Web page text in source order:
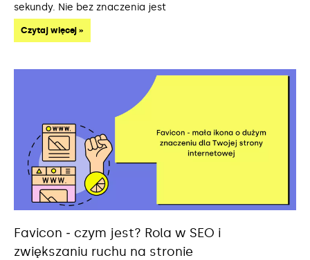
sekundy. Nie bez znaczenia jest
Czytaj więcej »
Favicon ‒ czym jest? Rola w SEO i
zwiększaniu ruchu na stronie